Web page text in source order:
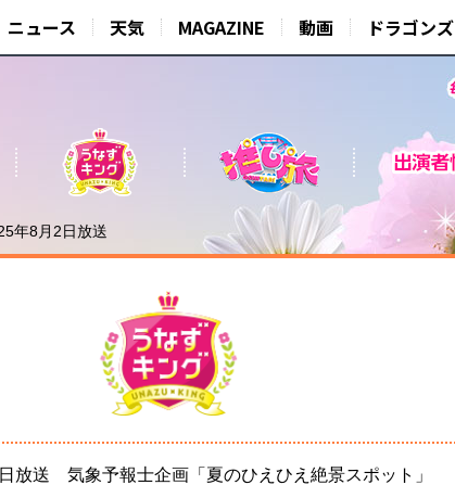
ニュース 天気 MAGAZINE 動画 ドラゴンズ
年8月2日放送
放送 気象予報士企画「夏のひえひえ絶景スポット」